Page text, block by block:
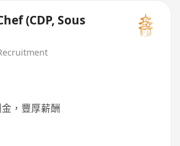
(CDP, Sous
，豐厚薪酬